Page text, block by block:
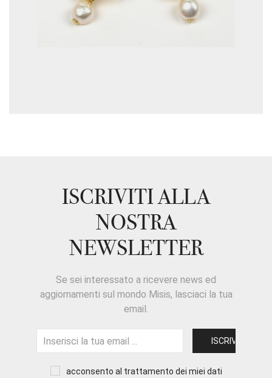
ISCRIVITI ALLA
NOSTRA
NEWSLETTER
Se sei interessato a ricevere news ed
aggiornamenti sul mondo Misis, lasciaci la tua
email.
acconsento al trattamento dei miei dati